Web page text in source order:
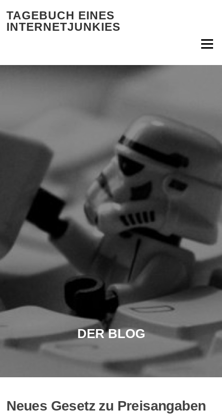
TAGEBUCH EINES
INTERNETJUNKIES
Menü
DER BLOG
Neues Gesetz zu Preisangaben